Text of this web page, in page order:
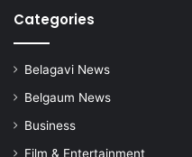
Categories
Belagavi News
Belgaum News
Business
Film & Entertainment